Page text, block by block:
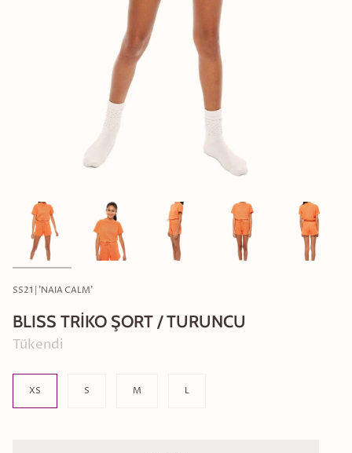
SS21 | 'NAIA CALM'
BLISS TRİKO ŞORT / TURUNCU
Tükendi
Size
XS
S M L